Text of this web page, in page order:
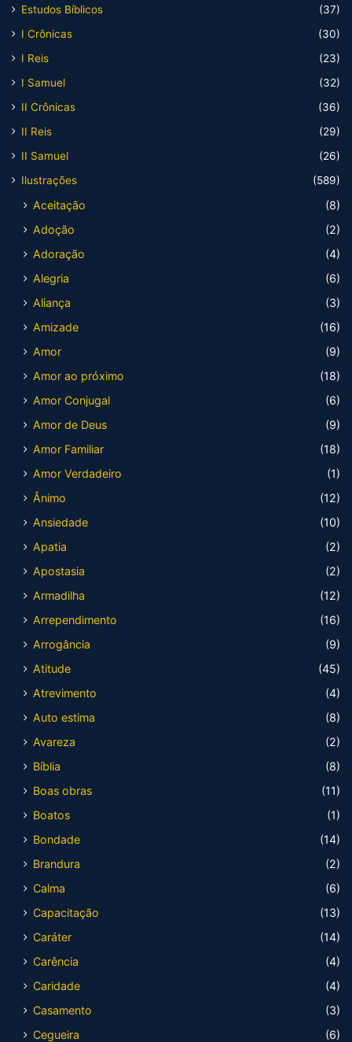
Estudos Bíblicos
(37)
I Crônicas
(30)
I Reis
(23)
I Samuel
(32)
II Crônicas
(36)
II Reis
(29)
II Samuel
(26)
Ilustrações
(589)
Aceitação
(8)
Adoção
(2)
Adoração
(4)
Alegria
(6)
Aliança
(3)
Amizade
(16)
Amor
(9)
Amor ao próximo
(18)
Amor Conjugal
(6)
Amor de Deus
(9)
Amor Familiar
(18)
Amor Verdadeiro
(1)
Ânimo
(12)
Ansiedade
(10)
Apatia
(2)
Apostasia
(2)
Armadilha
(12)
Arrependimento
(16)
Arrogância
(9)
Atitude
(45)
Atrevimento
(4)
Auto estima
(8)
Avareza
(2)
Bíblia
(8)
Boas obras
(11)
Boatos
(1)
Bondade
(14)
Brandura
(2)
Calma
(6)
Capacitação
(13)
Caráter
(14)
Carência
(4)
Caridade
(4)
Casamento
(3)
Cegueira
(6)